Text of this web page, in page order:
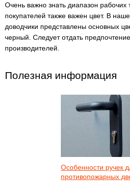
Очень важно знать диапазон
покупателей также важен цвет. В
доводчики представлены основных
черный. Следует отдать
производителей.
Полезная информация
Особенности ручек
противопожарных